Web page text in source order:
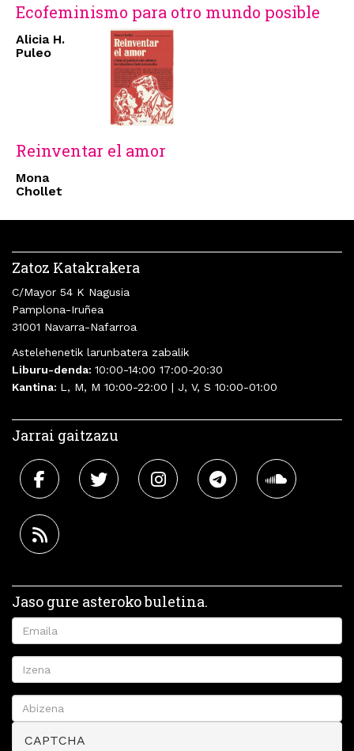
Ecofeminismo para otro mundo posible
Alicia H.
Puleo
Reinventar el amor
Mona
Chollet
Zatoz Katakrakera
C/Mayor 54 K Nagusia
Pamplona-Iruñea
31001 Navarra-Nafarroa
Astelehenetik larunbatera zabalik
Liburu-denda: 10:00-14:00 17:00-20:30
Kantina: L, M, M 10:00-22:00 | J, V, S 10:00-01:00
Jarrai gaitzazu
Jaso gure asteroko buletina.
CAPTCHA